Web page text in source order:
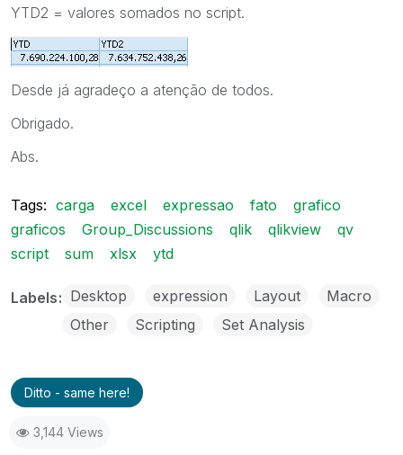
YTD2 = valores somados no script.
Desde já agradeço a atenção de todos.
Obrigado.
Abs.
Tags: carga excel expressao fato
grafico
graficos
Group_Discussions qlik qlikview
qv
script
sum xlsx ytd
Labels Desktop expression Layout
Macro
Other
Scripting Set Analysis
Ditto - same here!
3,144 Views